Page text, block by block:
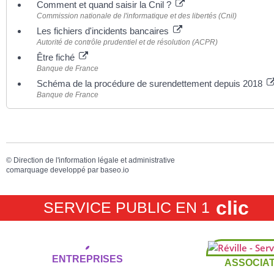
Comment et quand saisir la Cnil ?
Commission nationale de l'informatique et des libertés (Cnil)
Les fichiers d'incidents bancaires
Autorité de contrôle prudentiel et de résolution (ACPR)
Être fiché
Banque de France
Schéma de la procédure de surendettement depuis 2018
Banque de France
© Direction de l'information légale et administrative
comarquage developpé par baseo.io
SERVICE PUBLIC EN 1 clic
ENTREPRISES